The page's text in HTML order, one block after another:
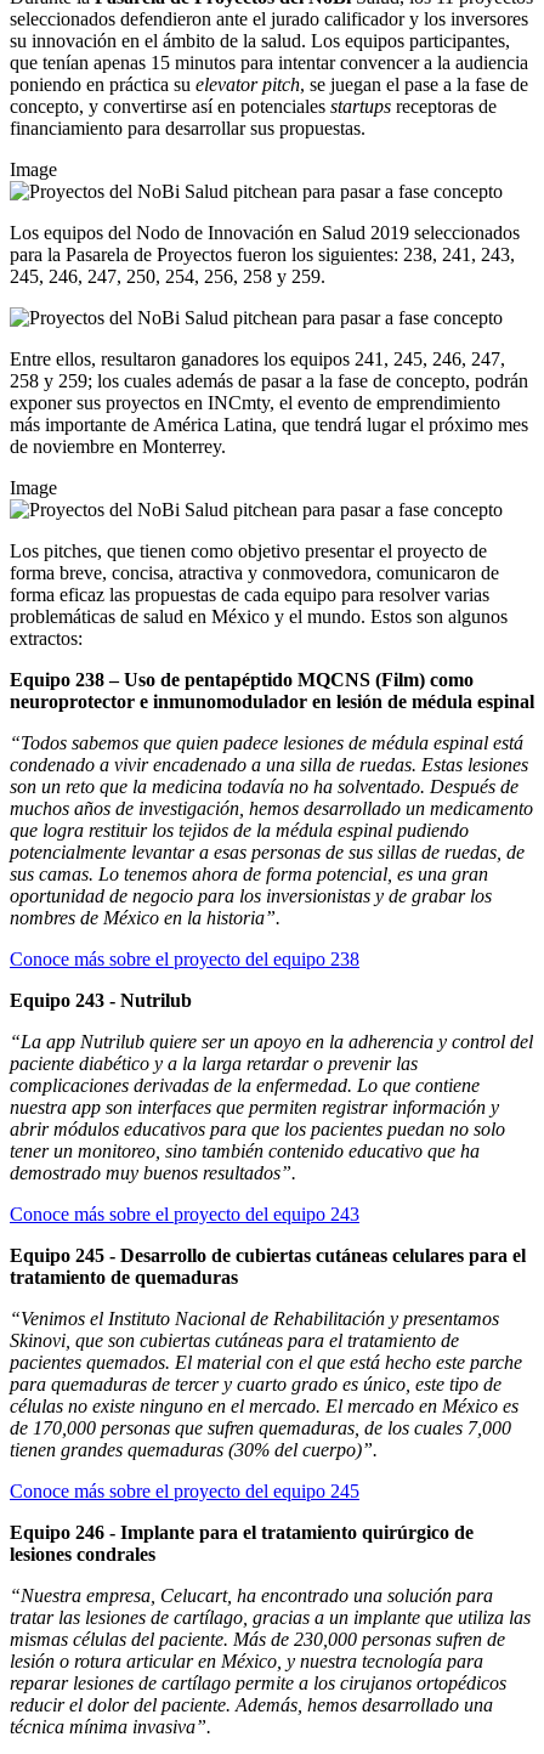
seleccionados defendieron ante el jurado calificador y los inversores
su innovación en el ámbito de la salud. Los equipos participantes,
que tenían apenas 15 minutos para intentar convencer a la audiencia
poniendo en práctica su elevator pitch, se juegan el pase a la fase de
concepto, y convertirse así en potenciales startups receptoras de
financiamiento para desarrollar sus propuestas.
Image
Los equipos del Nodo de Innovación en Salud 2019 seleccionados
para la Pasarela de Proyectos fueron los siguientes: 238, 241, 243,
245, 246, 247, 250, 254, 256, 258 y 259.
Entre ellos, resultaron ganadores los equipos 241, 245, 246, 247,
258 y 259; los cuales además de pasar a la fase de concepto, podrán
exponer sus proyectos en INCmty, el evento de emprendimiento
más importante de América Latina, que tendrá lugar el próximo mes
de noviembre en Monterrey.
Image
Los pitches, que tienen como objetivo presentar el proyecto de
forma breve, concisa, atractiva y conmovedora, comunicaron de
forma eficaz las propuestas de cada equipo para resolver varias
problemáticas de salud en México y el mundo. Estos son algunos
extractos:
Equipo 238 – Uso de pentapéptido MQCNS (Film) como
neuroprotector e inmunomodulador en lesión de médula espinal
“Todos sabemos que quien padece lesiones de médula espinal está
condenado a vivir encadenado a una silla de ruedas. Estas lesiones
son un reto que la medicina todavía no ha solventado. Después de
muchos años de investigación, hemos desarrollado un medicamento
que logra restituir los tejidos de la médula espinal pudiendo
potencialmente levantar a esas personas de sus sillas de ruedas, de
sus camas. Lo tenemos ahora de forma potencial, es una gran
oportunidad de negocio para los inversionistas y de grabar los
nombres de México en la historia”.
Conoce más sobre el proyecto del equipo 238
Equipo 243 - Nutrilub
“La app Nutrilub quiere ser un apoyo en la adherencia y control del
paciente diabético y a la larga retardar o prevenir las
complicaciones derivadas de la enfermedad. Lo que contiene
nuestra app son interfaces que permiten registrar información y
abrir módulos educativos para que los pacientes puedan no solo
tener un monitoreo, sino también contenido educativo que ha
demostrado muy buenos resultados”.
Conoce más sobre el proyecto del equipo 243
Equipo 245 - Desarrollo de cubiertas cutáneas celulares para el
tratamiento de quemaduras
“Venimos el Instituto Nacional de Rehabilitación y presentamos
Skinovi, que son cubiertas cutáneas para el tratamiento de
pacientes quemados. El material con el que está hecho este parche
para quemaduras de tercer y cuarto grado es único, este tipo de
células no existe ninguno en el mercado. El mercado en México es
de 170,000 personas que sufren quemaduras, de los cuales 7,000
tienen grandes quemaduras (30% del cuerpo)”.
Conoce más sobre el proyecto del equipo 245
Equipo 246 - Implante para el tratamiento quirúrgico de
lesiones condrales
“Nuestra empresa, Celucart, ha encontrado una solución para
tratar las lesiones de cartílago, gracias a un implante que utiliza las
mismas células del paciente. Más de 230,000 personas sufren de
lesión o rotura articular en México, y nuestra tecnología para
reparar lesiones de cartílago permite a los cirujanos ortopédicos
reducir el dolor del paciente. Además, hemos desarrollado una
técnica mínima invasiva”.